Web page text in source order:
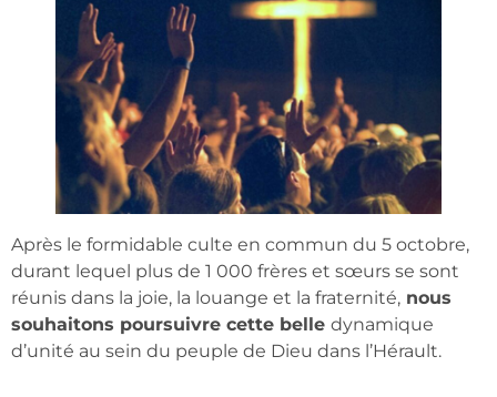
Après le formidable culte en commun du 5 octobre,
durant lequel plus de 1 000 frères et sœurs se sont
réunis dans la joie, la louange et la fraternité, nous
souhaitons poursuivre cette belle dynamique
d’unité au sein du peuple de Dieu dans l’Hérault.